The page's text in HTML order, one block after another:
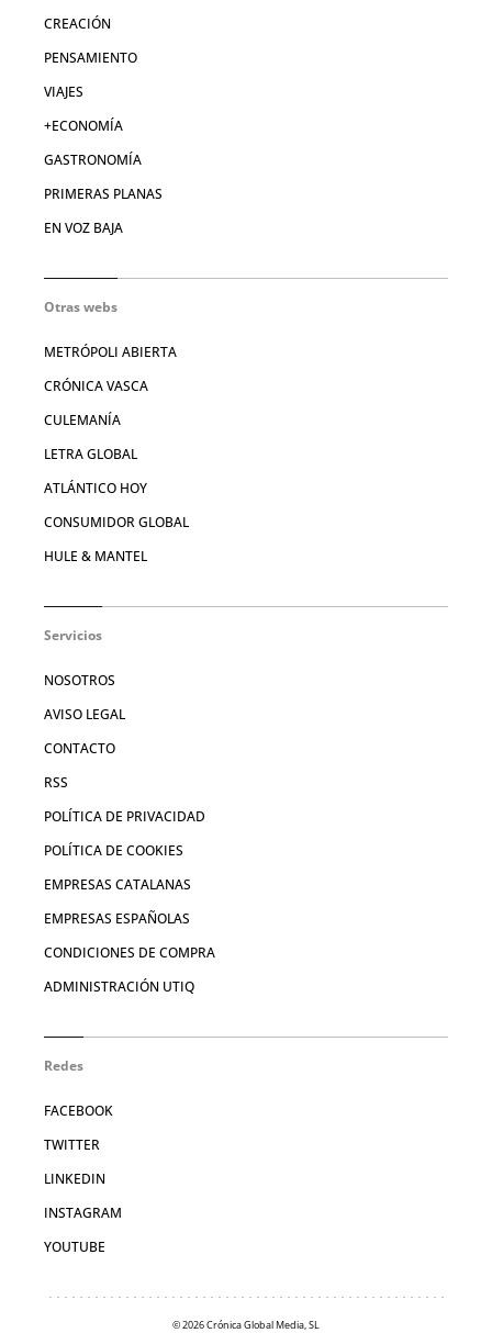
CREACIÓN
PENSAMIENTO
VIAJES
+ECONOMÍA
GASTRONOMÍA
PRIMERAS PLANAS
EN VOZ BAJA
Otras webs
METRÓPOLI ABIERTA
CRÓNICA VASCA
CULEMANÍA
LETRA GLOBAL
ATLÁNTICO HOY
CONSUMIDOR GLOBAL
HULE & MANTEL
Servicios
NOSOTROS
AVISO LEGAL
CONTACTO
RSS
POLÍTICA DE PRIVACIDAD
POLÍTICA DE COOKIES
EMPRESAS CATALANAS
EMPRESAS ESPAÑOLAS
CONDICIONES DE COMPRA
ADMINISTRACIÓN UTIQ
Redes
FACEBOOK
TWITTER
LINKEDIN
INSTAGRAM
YOUTUBE
© 2026 Crónica Global Media, SL